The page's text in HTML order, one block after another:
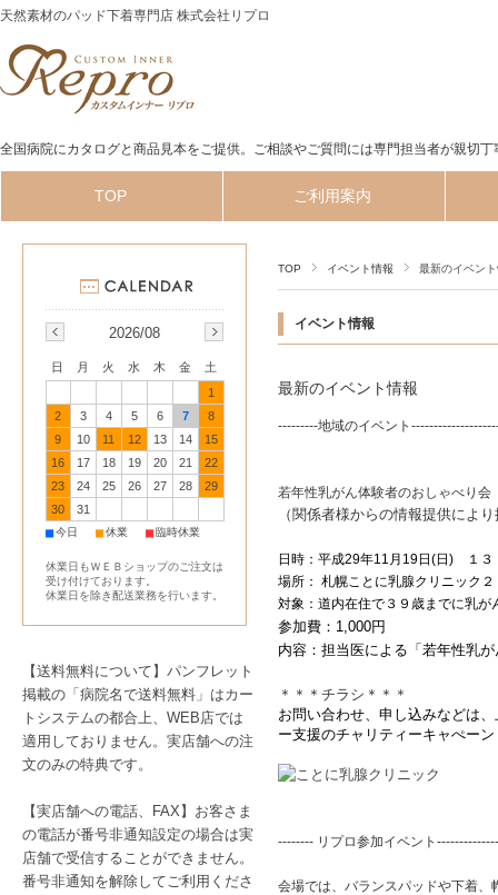
天然素材のパッド下着専門店 株式会社リプロ
全国病院にカタログと商品見本をご提供。ご相談やご質問には専門担当者が親切
TOP ご利用案内
TOP イベント情報 最新のイベン
イベント情報
最新のイベント情報
---------地域のイベント
若年性乳がん体験者のおしゃべり
（関係者様からの情報提供によ
日時： 平成29年11 月 19日 (日 ) １３
場所： 札幌ことに乳腺クリニック
対象：道内在住で３９歳までに乳が
参加費：1,000円
内容：担当医による「若年性乳
＊＊＊チラシ＊＊＊
お問い合わせ、申し込みなどは
ー支援のチャリティーキャぺー
-------- リプロ参加イベント
会場では、バランスパッドや下着
2026/08
日 月 火 水 木 金
土
1
2
3 4 5 6 7
8
9
10 11 12 13 14
15
16
17 18 19 20 21
22
23
24 25 26 27 28
29
30
31
■今日 ■休業 ■臨時休業
休業日もＷＥＢショップのご注文は
受け付けております。
休業日を除き配送業務を行います。
【送料無料について】パンフレット
掲載の「病院名で送料無料」はカー
トシステムの都合上、WEB店では
適用しておりません。実店舗への注
文のみの特典です。
【実店舗への電話、FAX】お客さま
の電話が番号非通知設定の場合は実
店舗で受信することができません。
番号非通知を解除してご利用くださ